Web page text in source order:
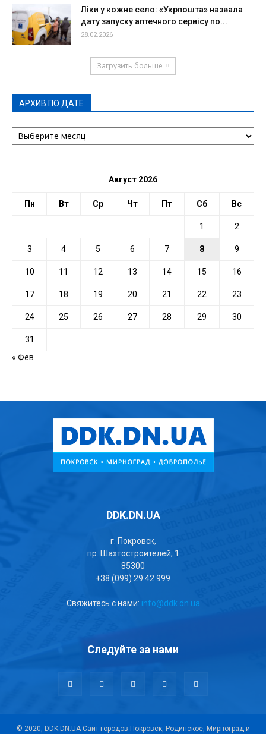
Ліки у кожне село: «Укрпошта» назвала
дату запуску аптечного сервісу по...
28.02.2026
Загрузить больше
АРХИВ ПО ДАТЕ
АРХИВ
ПО
Август 2026
Пн Вт Ср Чт Пт Сб Вс
1 2
3 4 5 6 7 8 9
10 11 12 13 14 15 16
17 18 19 20 21 22 23
24 25 26 27 28 29 30
31
« Фев
DDK.DN.UA
г. Покровск,
пр. Шахтостроителей, 1
85300
+38 (099) 29 42 999
Свяжитесь с нами: info@ddk.dn.ua
Следуйте за нами
© 2020, DDK.DN.UA Сайт городов Покровск, Родинское, Мирноград и